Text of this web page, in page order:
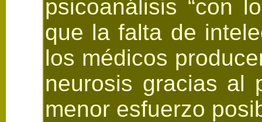
psicoanálisis “con
que la falta de
los médicos
neurosis gracias al
menor esfuerzo